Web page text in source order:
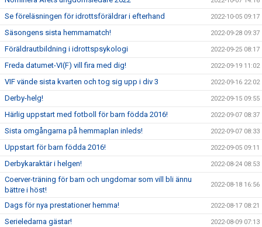
Se föreläsningen för idrottsföräldrar i efterhand 2022-10-05 09:17
Säsongens sista hemmamatch! 2022-09-28 09:37
Föräldrautbildning i idrottspsykologi 2022-09-25 08:17
Freda datumet-VI(F) vill fira med dig! 2022-09-19 11:02
VIF vände sista kvarten och tog sig upp i div 3 2022-09-16 22:02
Derby-helg! 2022-09-15 09:55
Härlig uppstart med fotboll för barn födda 2016! 2022-09-07 08:37
Sista omgångarna på hemmaplan inleds! 2022-09-07 08:33
Uppstart för barn födda 2016! 2022-09-05 09:11
Derbykaraktär i helgen! 2022-08-24 08:53
Coerver-träning för barn och ungdomar som vill bli ännu
bättre i höst!
2022-08-18 16:56
Dags för nya prestationer hemma! 2022-08-17 08:21
Serieledarna gästar! 2022-08-09 07:13